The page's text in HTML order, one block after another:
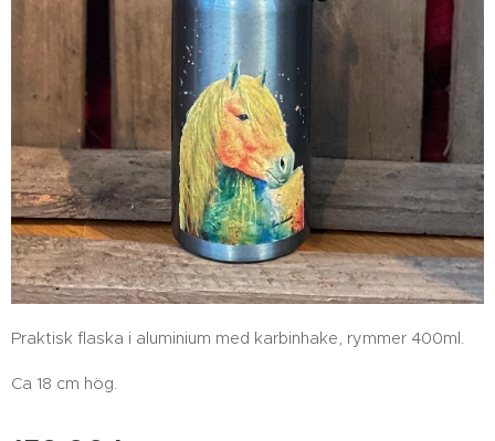
Praktisk flaska i aluminium med karbinhake, rymmer 400ml.
Ca 18 cm hög.